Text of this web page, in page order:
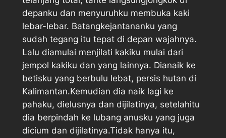
depanku dan menyuruhku membuka kaki
lebar-lebar. Batangkejantananku yang
sudah tegang itu tepat di depan wajahnya.
Lalu diamulai menjilati kakiku mulai dari
jempol kakiku dan yang lainnya. Dianaik ke
betisku yang berbulu lebat, persis hutan di
Kalimantan.Kemudian dia naik lagi ke
pahaku, dielusnya dan dijilatinya, setelahitu
dia berpindah ke lubang anusku yang juga
dicium dan dijilatinya.Tidak hanya itu,